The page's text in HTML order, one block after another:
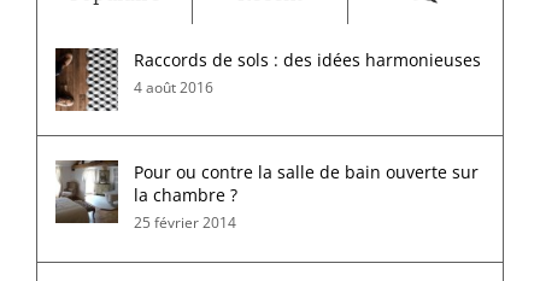
Raccords de sols : des idées harmonieuses
4 août 2016
Pour ou contre la salle de bain ouverte sur
la chambre ?
25 février 2014